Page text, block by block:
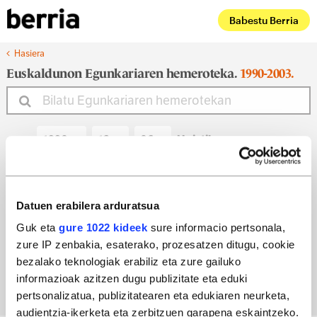
Datuen erabilera arduratsua
Guk eta gure 1022 kideek sure informacio pertsonala,
zure IP zenbakia, esaterako, prozesatzen ditugu, cookie
bezalako teknologiak erabiliz eta zure gailuko
informazioak azitzen dugu publizitate eta eduki
pertsonalizatua, publizitatearen eta edukiaren neurketa,
audientzia-ikerketa eta zerbitzuen garapena eskaintzeko.
Babestu Berria
Hasiera
Euskaldunon Egunkariaren hemeroteka. 1990-2003.
Noiztik
Noiz arte
Bilatu egun bateko edizioa